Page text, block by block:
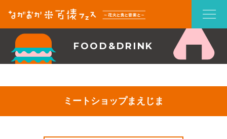
FOOD&DRINK
ミートショップまえじま